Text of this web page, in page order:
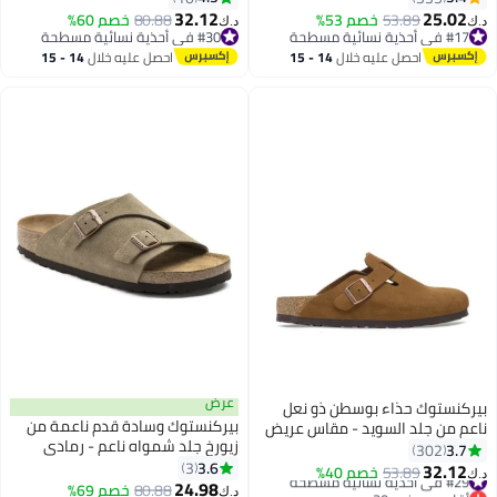
16
د.ك‏25.02
53.89خصم 53%
#17 في أحذية نسائية مسطحة
#17 في أحذية نسائية مسطحة احصل عليه خلال 14 - 15
اغسطس
بطلب مقاس أصغر بمقدار مقاس
واحد)
د.ك‏32.12
80.88خصم 60%
#30 في أحذية نسائية مسطحة
#30 في أحذية نسائية مسطحة احصل عليه خلال 14 - 15
اغسطس
18
بيركنستوك حذاء بوسطن ذو نعل
ناعم من جلد السويد - مقاس عريض
(المقاس كبير؛ يوصى بطلب مقاس
أصغر بمقدار مقاس واحد)
3.7
302
د.ك‏32.12
53.89خصم 40% #29 في أحذية نسائية مسطحة
أقل سعر في 30 يوم
عرض
بيركنستوك وسادة قدم ناعمة من
زيورخ جلد شمواه ناعم - رمادي
داكن3.6
3
د.ك‏24.98
80.88خصم 69%